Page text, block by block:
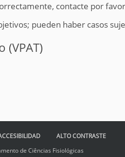
contacte por
pueden haber casos
ALTO CONTRASTE
de Ciências Fisiológicas